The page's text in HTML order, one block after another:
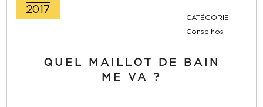
2017
CATÉGORIE :
Conselhos
QUEL MAILLOT DE BAIN
ME VA ?